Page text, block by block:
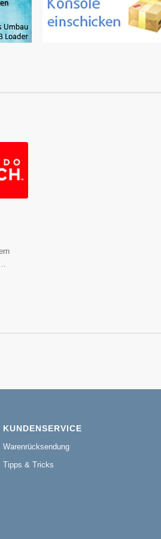
KUNDENSERVICE
Warenrücksendung
Tipps & Tricks